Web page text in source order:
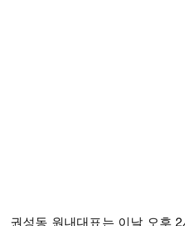
권성동 원내대표는 이날 오후